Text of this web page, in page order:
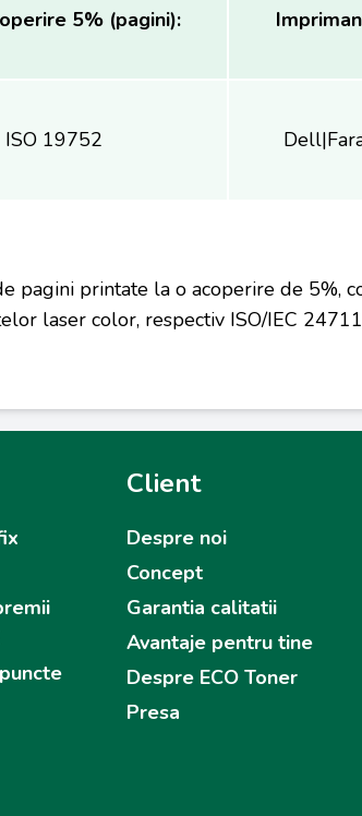
5% (pagini):
ISO 19752
pagini printate la o acoperire de 5%,
laser color, respectiv ISO/IEC
Client
Despre noi
Concept
Garantia calitatii
Avantaje pentru tine
Despre ECO Toner
Presa